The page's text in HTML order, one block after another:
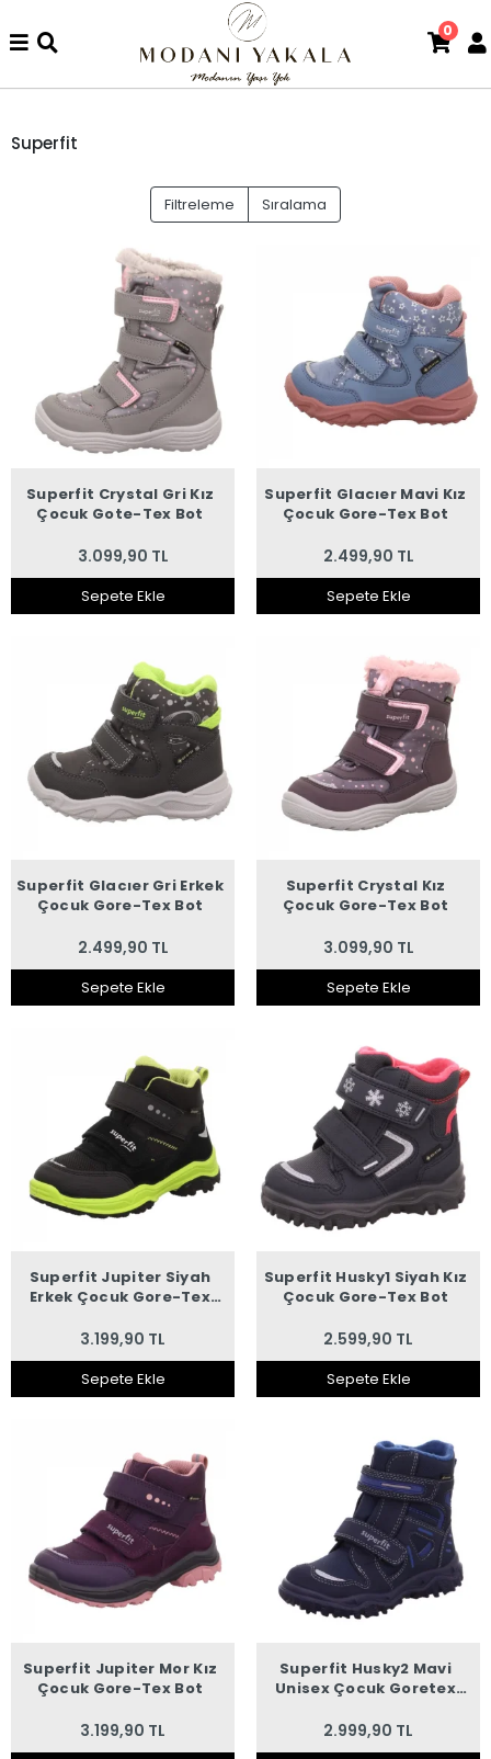
0
Superfit
Filtreleme Sıralama
Superfit Crystal Gri Kız
Çocuk Gote-Tex Bot
3.099,90 TL
Sepete Ekle
Superfit Glacıer Mavi Kız
Çocuk Gore-Tex Bot
2.499,90 TL
Sepete Ekle
Superfit Glacıer Gri Erkek
Çocuk Gore-Tex Bot
2.499,90 TL
Sepete Ekle
Superfit Crystal Kız
Çocuk Gore-Tex Bot
3.099,90 TL
Sepete Ekle
Superfit Jupiter Siyah
Erkek Çocuk Gore-Tex
3.199,90 TL
Sepete Ekle
Superfit Husky1 Siyah Kız
Çocuk Gore-Tex Bot
2.599,90 TL
Sepete Ekle
Superfit Jupiter Mor Kız
Çocuk Gore-Tex Bot
3.199,90 TL
Superfit Husky2 Mavi
Unisex Çocuk Goretex
2.999,90 TL